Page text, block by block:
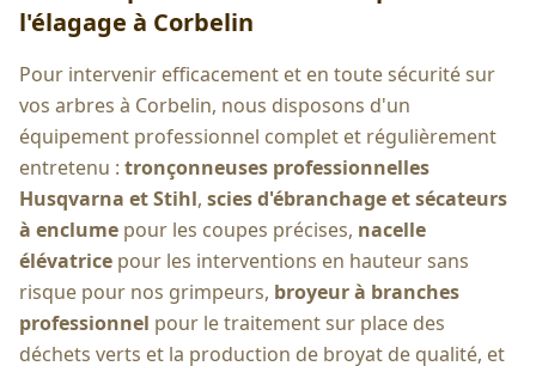
l'élagage à Corbelin
Pour intervenir efficacement et en toute sécurité sur
vos arbres à Corbelin, nous disposons d'un
équipement professionnel complet et régulièrement
entretenu : tronçonneuses professionnelles
Husqvarna et Stihl, scies d'ébranchage et sécateurs
à enclume pour les coupes précises, nacelle
élévatrice pour les interventions en hauteur sans
risque pour nos grimpeurs, broyeur à branches
professionnel pour le traitement sur place des
déchets verts et la production de broyat de qualité, et